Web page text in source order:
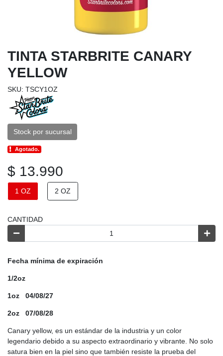
TINTA STARBRITE CANARY
YELLOW
SKU: TSCY1OZ
Stock por sucursal
Agotado.
$ 13.990
1 OZ 2 OZ
CANTIDAD
Fecha mínima de expiración
1/2oz
1oz 04/08/27
2oz 07/08/28
Canary yellow, es un estándar de la industria y un color
legendario debido a su aspecto extraordinario y vibrante. No solo
satura bien en la piel sino que también resiste la prueba del